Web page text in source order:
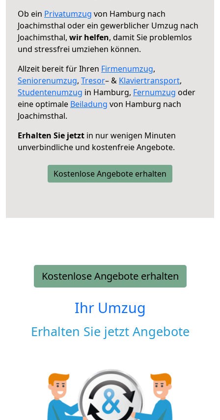
Ob ein Privatumzug von Hamburg nach
Joachimsthal oder ein gewerblicher Umzug nach
Joachimsthal, wir helfen, damit Sie problemlos
und stressfrei umziehen können.
Allzeit bereit für Ihren Firmenumzug,
Seniorenumzug, Tresor– & Klaviertransport,
Studentenumzug in Hamburg, Fernumzug oder
eine optimale Beiladung von Hamburg nach
Joachimsthal.
Erhalten Sie jetzt in nur wenigen Minuten
unverbindliche und kostenfreie Angebote.
Kostenlose Angebote erhalten
Kostenlose Angebote erhalten
Ihr Umzug
Erhalten Sie jetzt Angebote